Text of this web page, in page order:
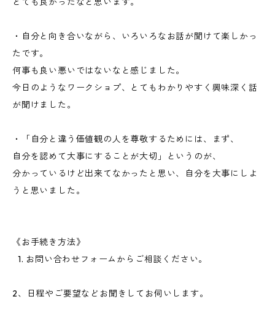
・自分と向き合いながら、いろいろなお話が聞けて楽しかっ
たです。
何事も良い悪いではないなと感じました。
今日のようなワークショプ、とてもわかりやすく興味深く話
が聞けました。
・「自分と違う価値観の人を尊敬するためには、まず、
自分を認めて大事にすることが大切」というのが、
分かっているけど出来てなかったと思い、自分を大事にしよ
うと思いました。
《お手続き方法》
1. お問い合わせフォームからご相談ください。
2、日程やご要望などお聞きしてお伺いします。